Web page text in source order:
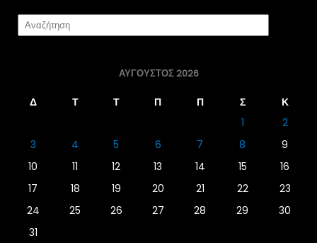
ΑΎΓΟΥΣΤΟΣ 2026
Δ Τ Τ Π Π Σ
Κ
1
2
3
4 5 6 7 8
9
10
11 12 13 14 15
16
17
18 19 20 21 22
23
24
25 26 27 28 29
30
31